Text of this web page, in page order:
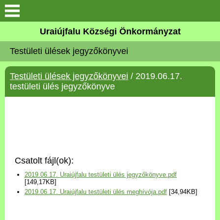
Köszöntő
Elérhetőségek
Uraiújfalu
Választási információk
Versenyképes Járások
Uraiújfalu Községi Önkormányzat
Testületi ülések jegyzőkönyvei
Testületi ülések jegyzőkönyvei / 2019.06.17.
testületi ülés jegyzőkönyve
Csatolt fájl(ok):
2019.06.17. Uraiújfalu testületi ülés jegyzőkönyve.pdf
[149,17KB]
2019.06.17. Uraiújfalu testületi ülés meghívója.pdf [34,94KB]